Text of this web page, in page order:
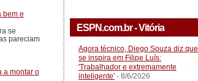
bem e
se
pareciam
a montar o
ESPN.com.br - Vitória
Agora técnico, Diego Souza diz que
se inspira em Filipe Luís:
'Trabalhador e extremamente
inteligente' - 8/6/2026